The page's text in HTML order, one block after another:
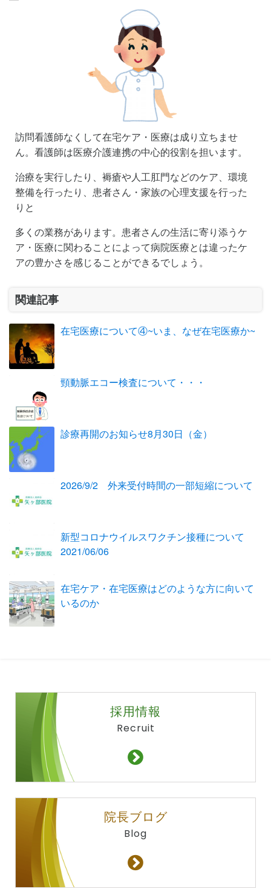
訪問看護師なくして在宅ケア・医療は成り立ちませ
ん。看護師は医療介護連携の中心的役割を担います。
治療を実行したり、褥瘡や人工肛門などのケア、環境
整備を行ったり、患者さん・家族の心理支援を行った
りと
多くの業務があります。患者さんの生活に寄り添うケ
ア・医療に関わることによって病院医療とは違ったケ
アの豊かさを感じることができるでしょう。
関連記事
在宅医療について④~いま、なぜ在宅医療か~
頸動脈エコー検査について・・・
診療再開のお知らせ8月30日（金）
2026/9/2 外来受付時間の一部短縮について
新型コロナウイルスワクチン接種について
2021/06/06
在宅ケア・在宅医療はどのような方に向いて
いるのか
採用情報
Recruit
院長ブログ
Blog